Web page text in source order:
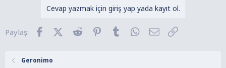
e
Cevap yazmak için giriş yap yada kayıt ol.
Paylaş: FacebookX (Twitter)
Reddit Pinterest
Tumblr WhatsApp
E-posta
Geronimo